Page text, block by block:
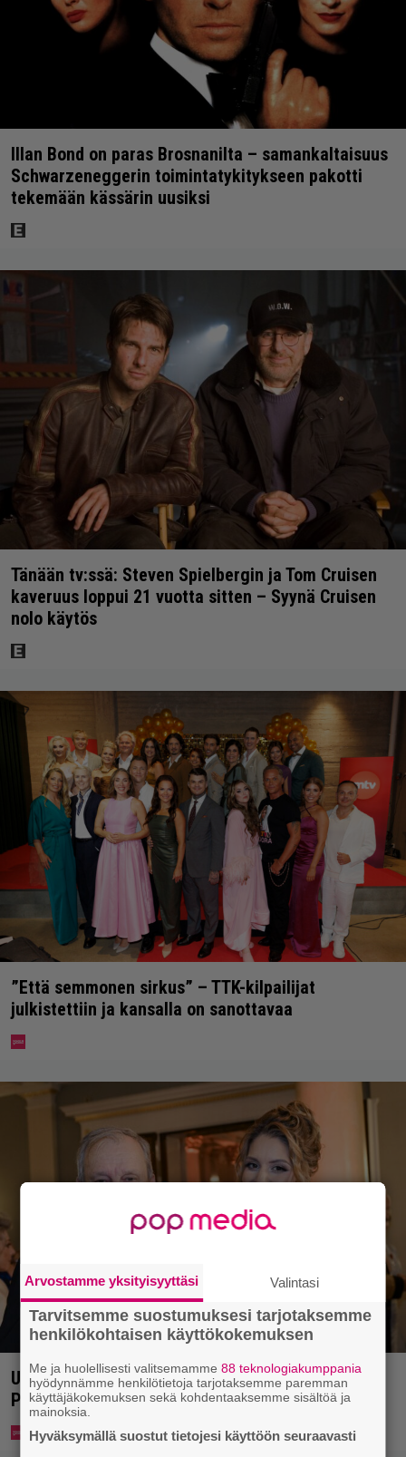
Illan Bond on paras Brosnanilta – samankaltaisuus
Schwarzeneggerin toimintatykitykseen pakotti
tekemään kässärin uusiksi
Tänään tv:ssä: Steven Spielbergin ja Tom Cruisen
kaveruus loppui 21 vuotta sitten – Syynä Cruisen
nolo käytös
”Että semmonen sirkus” – TTK-kilpailijat
julkistettiin ja kansalla on sanottavaa
Uuno: Hjallis Harkimo menee naimisiin Jasmine
Pajarin kanssa
Arvostamme yksityisyyttäsi Valintasi
Tarvitsemme suostumuksesi tarjotaksemme
henkilökohtaisen käyttökokemuksen
Me ja huolellisesti valitsemamme88 teknologiakumppania
hyödynnämme henkilötietoja tarjotaksemme paremman
käyttäjäkokemuksen sekä kohdentaaksemme sisältöä ja
mainoksia.
Hyväksymällä suostut tietojesi käyttöön seuraavasti